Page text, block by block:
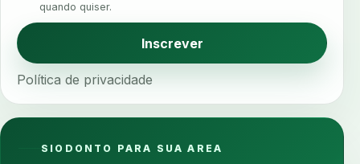
analise funcional
anamnese digital
anamnese estruturada anamnese nutricional
ancoragem anestesia
quando quiser.
Inscrever
Política de privacidade
SIODONTO PARA SUA AREA